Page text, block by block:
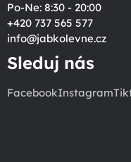
Po-Ne: 8:30 - 20:00
+420 737 565 577
info@jabkolevne.cz
Sleduj nás
FacebookInstagram